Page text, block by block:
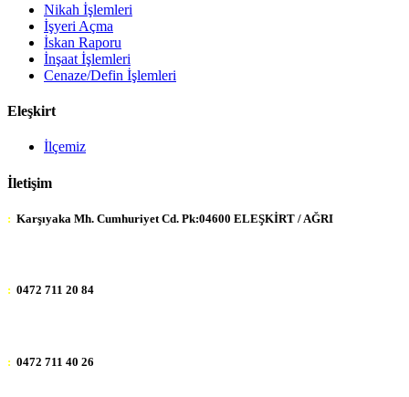
Nikah İşlemleri
İşyeri Açma
İskan Raporu
İnşaat İşlemleri
Cenaze/Defin İşlemleri
Eleşkirt
İlçemiz
İletişim
: Karşıyaka Mh. Cumhuriyet Cd. Pk:04600 ELEŞKİRT / AĞRI
: 0472 711 20 84
: 0472 711 40 26